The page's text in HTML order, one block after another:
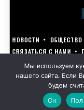
НОВОСТИ ОБЩЕСТВО
СВЯЗАТЬСЯ С НАМИ
ГОЛОСУЙ ЗА
GOLOS-NAZRANI.RU
ПОЛИТИКА
Мы используем
нашего сайта. Если
будем
Ок